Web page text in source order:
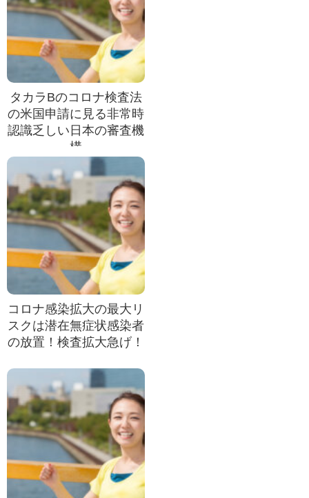
タカラBのコロナ検査法
の米国申請に見る非常時
認識乏しい日本の審査機
構
コロナ感染拡大の最大リ
スクは潜在無症状感染者
の放置！検査拡大急げ！